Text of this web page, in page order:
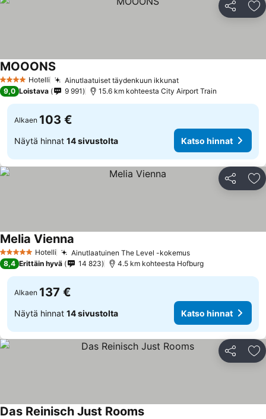
Jaa
4 Tähtiluokitus
Hotelli Ainutlaatuiset täydenkuun ikkunat
MOOONS
9,0 Loistava 9 991 15.6 km kohteesta City Airport Train
Alkaen 103 €
Näytä hinnat 14 sivustolta Katso hinnat
Jaa
5 Tähtiluokitus
Hotelli Ainutlaatuinen The Level -kokemus
Melia Vienna
8,4 Erittäin hyvä 14 823 4.5 km kohteesta Hofburg
Alkaen 137 €
Näytä hinnat 14 sivustolta Katso hinnat
Jaa
Das Reinisch Just Rooms